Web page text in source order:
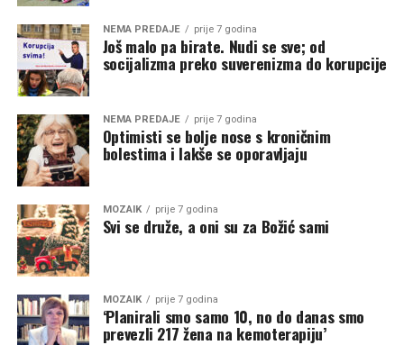
NEMA PREDAJE prije 7 godina
Još malo pa birate. Nudi se sve; od
socijalizma preko suverenizma do korupcije
NEMA PREDAJE prije 7 godina
Optimisti se bolje nose s kroničnim
bolestima i lakše se oporavljaju
MOZAIK prije 7 godina
Svi se druže, a oni su za Božić sami
MOZAIK prije 7 godina
‘Planirali smo samo 10, no do danas smo
prevezli 217 žena na kemoterapiju’